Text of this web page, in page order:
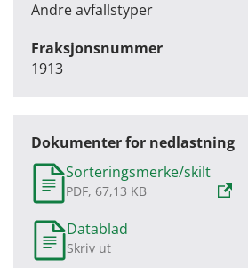
Andre avfallstyper
Fraksjonsnummer
1913
Dokumenter for nedlastning
Sorteringsmerke/skilt
PDF, 67,13 KB
Datablad
Skriv ut